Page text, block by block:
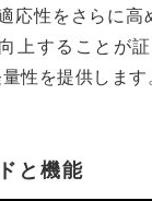
応性をさらに
上することが
性を提供します
と機能